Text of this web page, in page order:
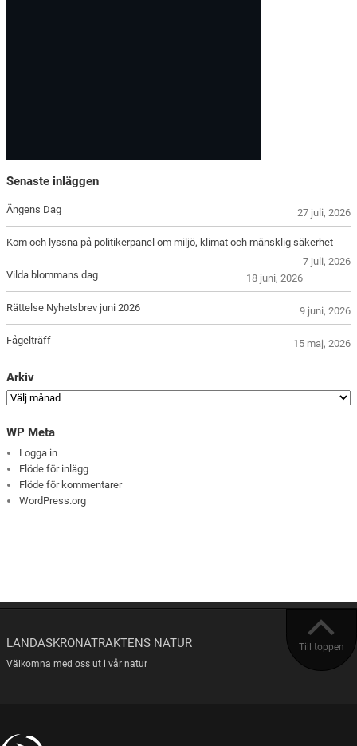
Senaste inläggen
Ängens Dag 27 juli, 2026
Kom och lyssna på politikerpanel om miljö, klimat och mänsklig säkerhet
7 juli, 2026
Vilda blommans dag
18 juni, 2026
Rättelse Nyhetsbrev juni 2026 9 juni, 2026
Fågelträff 15 maj, 2026
Arkiv
WP Meta
Logga in
Flöde för inlägg
Flöde för kommentarer
WordPress.org
Till toppen
LANDASKRONATRAKTENS NATUR
Välkomna med oss ut i vår natur